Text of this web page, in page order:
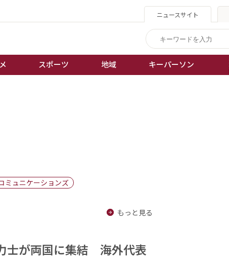
ニュースサイト
スポーツ 地域 キーパーソン
棋王戦
ミュニケーションズ
もっと見る
士が両国に集結 海外代表